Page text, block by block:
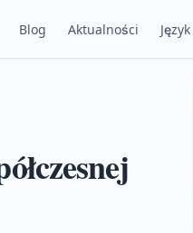
Blog Aktualności